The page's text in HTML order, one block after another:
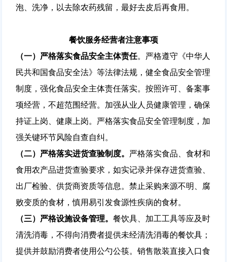
泡、洗净，以去除农药残留，最好去皮后再食用。
餐饮服务经营者注意事项
（一） 严格落实食品安全主体责任。严格遵守《中华人
民共和国食品安全法》等法律法规，健全食品安全管理
制度，强化食品安全主体责任落实。按照许可、备案事
项经营，不超范围经营。加强从业人员健康管理，确保
持证上岗、健康上岗。严格落实食品安全管理制度，加
强关键环节风险自查自纠。
（二） 严格落实进货查验制度。 严格落实食品、食材和
食用农产品进货查验要求，如实记录并保存进货查验、
出厂检验、供货商资质等信息。禁止采购来源不明、腐
败变质的食材，慎用易引发食源性疾病的食材。
（三） 严格设施设备管理。 餐饮具、加工工具等应及时
清洗消毒，不得向消费者提供未经清洗消毒的餐饮具；
提供并鼓励消费者使用公勺公筷。销售散装直接入口食